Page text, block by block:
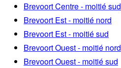
Brevoort Centre - moitié sud
Brevoort Est - moitié nord
Brevoort Est - moitié sud
Brevoort Ouest - moitié nord
Brevoort Ouest - moitié sud